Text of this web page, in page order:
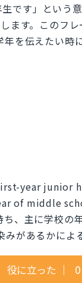
です」という
ます。このフ
を伝えたい時
year junior
of middle
、主に学校の
があるかによる
役に立った ｜ 0